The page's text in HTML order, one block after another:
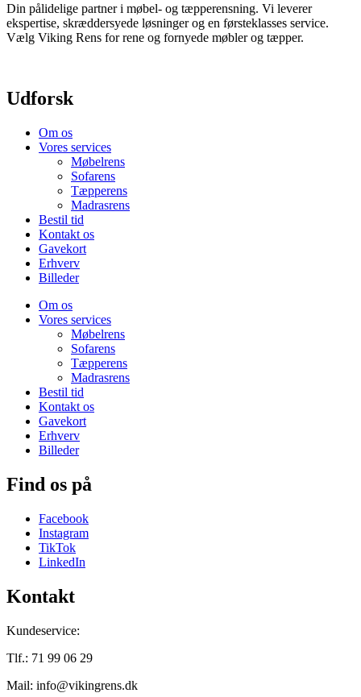
Din pålidelige partner i møbel- og tæpperensning. Vi leverer
ekspertise, skræddersyede løsninger og en førsteklasses service.
Vælg Viking Rens for rene og fornyede møbler og tæpper.
Udforsk
Om os
Vores services
Møbelrens
Sofarens
Tæpperens
Madrasrens
Bestil tid
Kontakt os
Gavekort
Erhverv
Billeder
Om os
Vores services
Møbelrens
Sofarens
Tæpperens
Madrasrens
Bestil tid
Kontakt os
Gavekort
Erhverv
Billeder
Find os på
Facebook
Instagram
TikTok
LinkedIn
Kontakt
Kundeservice:
Tlf.: 71 99 06 29
Mail: info@vikingrens.dk